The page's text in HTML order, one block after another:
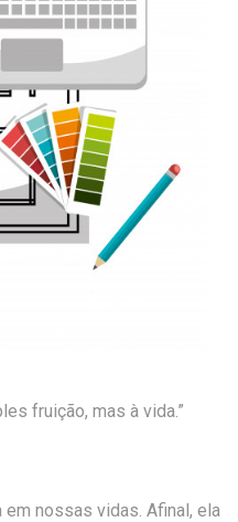
fruição, mas à vida.”
nossas vidas. Afinal, ela